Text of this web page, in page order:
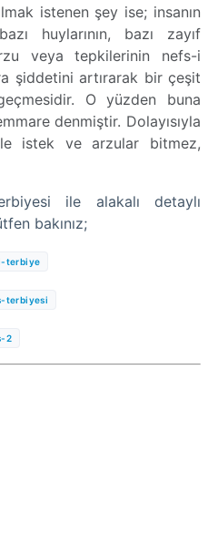
istenen şey ise; insanın
huylarının, bazı zayıf
veya tepkilerinin nefs-i
şiddetini artırarak bir çeşit
O yüzden buna
denmiştir. Dolayısıyla
istek ve arzular bitmez,
ile alakalı detaylı
bakınız;
terbiye
terbiyesi
2